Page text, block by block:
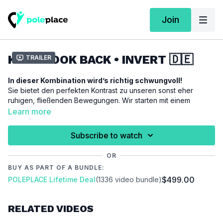
Join
Trailer
KNEE HOOK BACK • INVERT 🇩🇪
In dieser Kombination wird’s richtig schwungvoll!
Sie bietet den perfekten Kontrast zu unseren sonst eher
ruhigen, fließenden Bewegungen. Wir starten mit einem
kraftvollen Sprung an die Pole und leiten direkt in den
spektakulären Abschluss. Diese Combo bringt nicht nur Power
Für diese Combination setzen wir folgende Techniken voraus:
Knee Hook Back/Invert
Dann schau dir bitte erst das entsprechende Techniktutorial an
Learn more
Subscribe to watch
OR
BUY AS PART OF A BUNDLE:
POLEPLACE Lifetime Deal(1336 video bundle)$499.00
RELATED VIDEOS